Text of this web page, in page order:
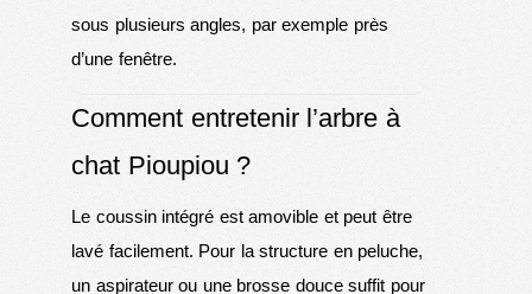
sous plusieurs angles, par exemple près
d’une fenêtre.
Comment entretenir l’arbre à
chat Pioupiou ?
Le coussin intégré est amovible et peut être
lavé facilement. Pour la structure en peluche,
un aspirateur ou une brosse douce suffit pour